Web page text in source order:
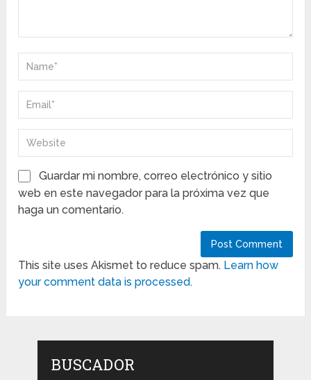
Guardar mi nombre, correo electrónico y sitio
web en este navegador para la próxima vez que
haga un comentario.
This site uses Akismet to reduce spam. Learn how
your comment data is processed.
BUSCADOR